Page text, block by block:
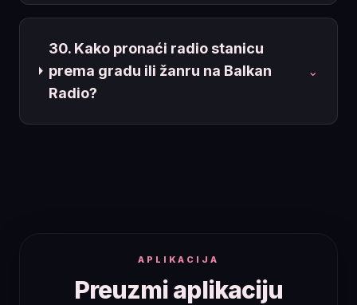
30. Kako pronaći radio stanicu
prema gradu ili žanru na Balkan
Radio?
⌄
APLIKACIJA
Preuzmi aplikaciju